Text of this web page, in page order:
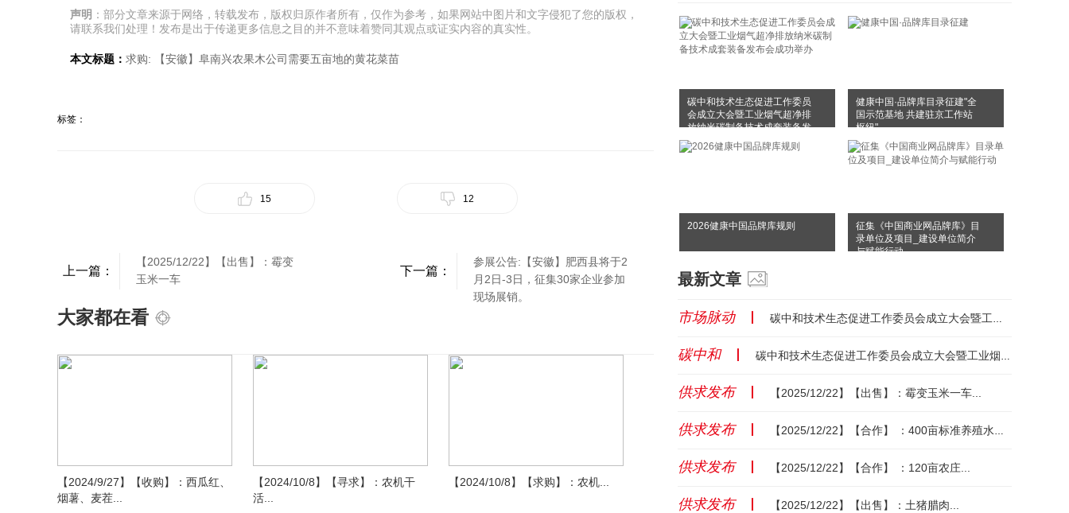
声明 ：部分文章来源于网络，转载发布，版权归原作者所有，仅作为参考，如果网站中图片和文字侵犯了您的版权，
请联系我们处理！发布是出于传递更多信息之目的并不意味着赞同其观点或证实内容的真实性。
本文标题： 求购: 【安徽】阜南兴农果木公司需要五亩地的黄花菜苗
标签：
15 12
上一篇：
【2025/12/22】【出售】：霉变
玉米一车
下一篇：
参展公告:【安徽】肥西县将于2
月2日-3日，征集30家企业参加
现场展销。
大家都在看
【2024/9/27】【收购】：西瓜红、
烟薯、麦茬...
【2024/10/8】【寻求】：农机干
活...
【2024/10/8】【求购】：农机...
碳中和技术生态促进工作委员
会成立大会暨工业烟气超净排
放纳米碳制备技术成套装备发
布会成功举办
健康中国·品牌库目录征建"全
国示范基地 共建驻京工作站
枢纽"
2026健康中国品牌库规则
征集《中国商业网品牌库》目
录单位及项目_建设单位简介
与赋能行动
最新文章
市场脉动 碳中和技术生态促进工作委员会成立大会暨工业烟气超净排放纳米碳制备技术成套装备发布会成功举办...
碳中和 碳中和技术生态促进工作委员会成立大会暨工业烟气超净排放纳米碳制备技术成套装备发布会成功举办...
供求发布 【2025/12/22】【出售】：霉变玉米一车...
供求发布 【2025/12/22】【合作】 ：400亩标准养殖水面...
供求发布 【2025/12/22】【合作】 ：120亩农庄...
供求发布 【2025/12/22】【出售】：土猪腊肉...